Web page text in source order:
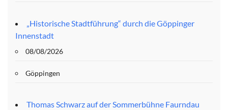
„Historische Stadtführung“ durch die Göppinger
Innenstadt
08/08/2026
Göppingen
Thomas Schwarz auf der Sommerbühne Faurndau